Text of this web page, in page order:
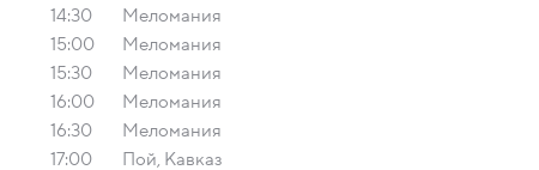
14:30
Меломания
15:00
Меломания
15:30
Меломания
16:00
Меломания
16:30
Меломания
17:00
Пой, Кавказ